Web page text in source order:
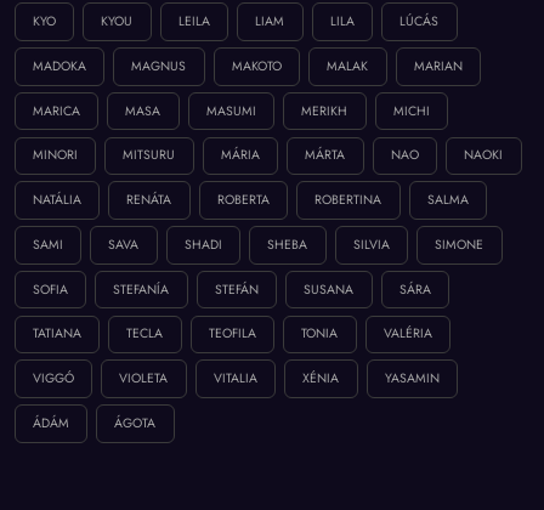
KYO KYOU LEILA LIAM LILA LÚCÁS
MADOKA MAGNUS MAKOTO MALAK MARIAN
MARICA MASA MASUMI MERIKH MICHI
MINORI MITSURU MÁRIA MÁRTA NAO NAOKI
NATÁLIA RENÁTA ROBERTA ROBERTINA SALMA
SAMI SAVA SHADI SHEBA SILVIA SIMONE
SOFIA STEFANÍA STEFÁN SUSANA SÁRA
TATIANA TECLA TEOFILA TONIA VALÉRIA
VIGGÓ VIOLETA VITALIA XÉNIA YASAMIN
ÁDÁM ÁGOTA